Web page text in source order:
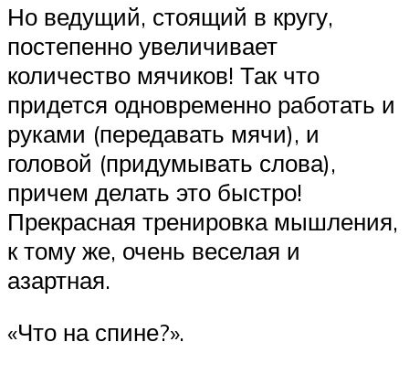
Но ведущий, стоящий в кругу,
постепенно увеличивает
количество мячиков! Так что
придется одновременно работать и
руками (передавать мячи), и
головой (придумывать слова),
причем делать это быстро!
Прекрасная тренировка мышления,
к тому же, очень веселая и
азартная.
«Что на спине?».